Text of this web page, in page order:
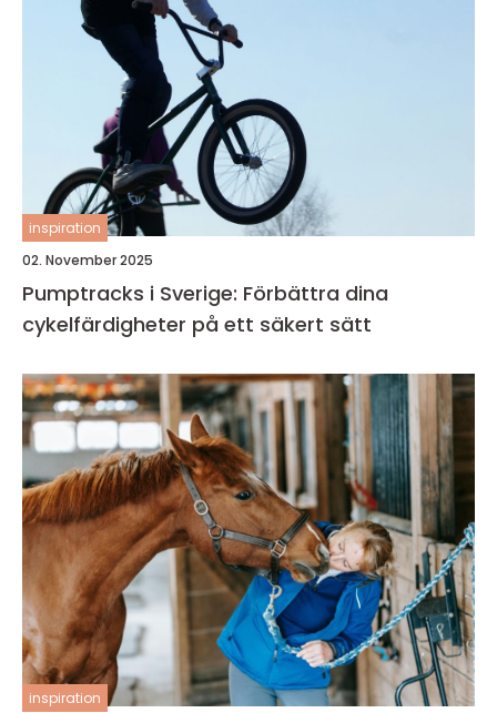
inspiration
02. November 2025
Pumptracks i Sverige: Förbättra dina
cykelfärdigheter på ett säkert sätt
inspiration